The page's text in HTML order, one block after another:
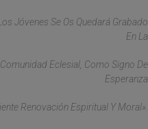
Jóvenes Se Os Quedará Grabado
En La
Eclesial, Como Signo De
Esperanza
Renovación Espiritual Y Moral».